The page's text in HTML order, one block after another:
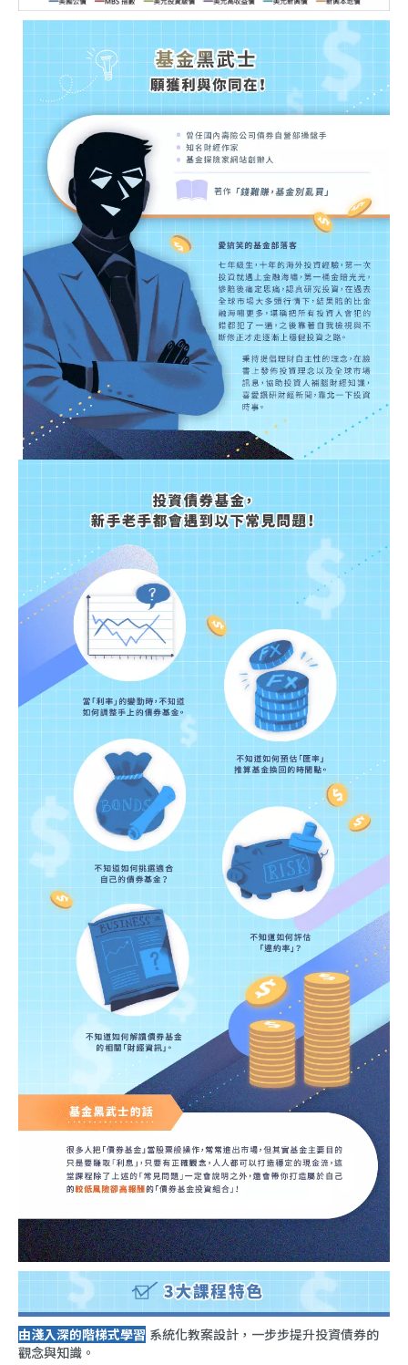
由淺入深的階梯式學習 系統化教案設計，一步步提升投資債券的
觀念與知識。